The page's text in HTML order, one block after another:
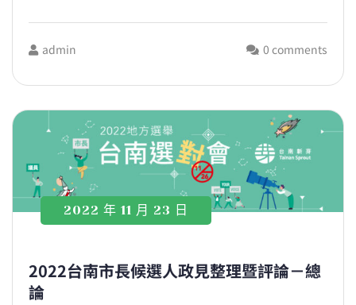
admin 0 comments
2022 年 11 月 23 日
2022台南市長候選人政見整理暨評論－總
論